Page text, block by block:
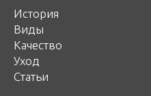
История
Виды
Качество
Уход
Статьи